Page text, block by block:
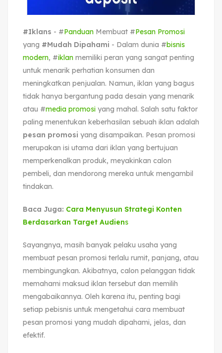
#Iklans - #Panduan Membuat #Pesan Promosi
yang #Mudah Dipahami - Dalam dunia #bisnis
modern, #iklan memiliki peran yang sangat penting
untuk menarik perhatian konsumen dan
meningkatkan penjualan. Namun, iklan yang bagus
tidak hanya bergantung pada desain yang menarik
atau #media promosi yang mahal. Salah satu faktor
paling menentukan keberhasilan sebuah iklan adalah
pesan promosi yang disampaikan. Pesan promosi
merupakan isi utama dari iklan yang bertujuan
memperkenalkan produk, meyakinkan calon
pembeli, dan mendorong mereka untuk mengambil
tindakan.
Baca Juga: Cara Menyusun Strategi Konten
Berdasarkan Target Audiens
Sayangnya, masih banyak pelaku usaha yang
membuat pesan promosi terlalu rumit, panjang, atau
membingungkan. Akibatnya, calon pelanggan tidak
memahami maksud iklan tersebut dan memilih
mengabaikannya. Oleh karena itu, penting bagi
setiap pebisnis untuk mengetahui cara membuat
pesan promosi yang mudah dipahami, jelas, dan
efektif.